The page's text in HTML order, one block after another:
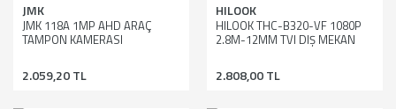
JMK
JMK 118A 1MP AHD ARAÇ
TAMPON KAMERASI
2.059,20 TL
HILOOK
HILOOK THC-B320-VF 1080P
2.8M-12MM TVI DIŞ MEKAN
2.808,00 TL